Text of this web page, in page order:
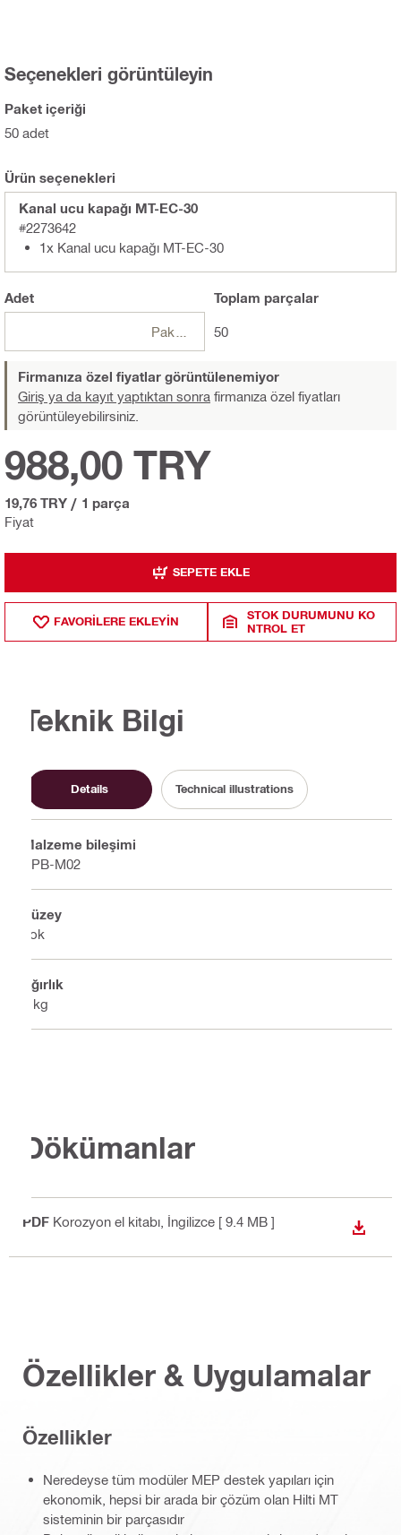
Seçenekleri görüntüleyin
Paket içeriği
50 adet
Ürün seçenekleri
Kanal ucu kapağı MT-EC-30
#2273642
1x Kanal ucu kapağı MT-EC-30
Adet Toplam parçalar
50
Firmanıza özel fiyatlar görüntülenemiyor
Giriş ya da kayıt yaptıktan sonra firmanıza özel fiyatları
görüntüleyebilirsiniz.
Fiyat
988,00 TRY
19,76 TRY / 1 parça
SEPETE EKLE
FAVORILERE EKLEYIN
STOK DURUMUNU KO
NTROL ET
Teknik Bilgi
Details Technical illustrations
Malzeme bileşimi
PPB-M02
Yüzey
Yok
Ağırlık
0 kg
Dökümanlar
PDF Korozyon el kitabı , İngilizce [ 9.4 MB ]
İNDIR
Özellikler & Uygulamalar
Özellikler
Neredeyse tüm modüler MEP destek yapıları için
ekonomik, hepsi bir arada bir çözüm olan Hilti MT
sisteminin bir parçasıdır